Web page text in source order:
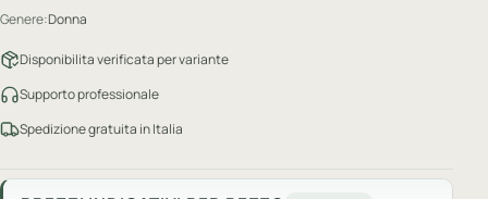
Genere:Donna
Disponibilita verificata per variante
Supporto professionale
Spedizione gratuita in Italia